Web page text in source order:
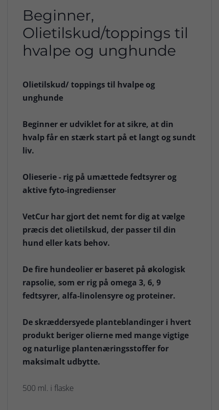
Beginner,
Olietilskud/toppings til
hvalpe og unghunde
Olietilskud/ toppings til hvalpe og
unghunde
Beginner er udviklet for at sikre, at din
hvalp får en stærk start på et langt og sundt
liv.
Olieserie - rig på umættede fedtsyrer og
aktive fyto-ingredienser
VetCur har gjort det nemt for dig at vælge
præcis det olietilskud, der passer til din
hund eller kats behov.
De fire hundeolier er baseret på økologisk
rapsolie, som er rig på omega 3, 6, 9
fedtsyrer, alfa-linolensyre og proteiner.
De skræddersyede planteblandinger i hvert
produkt beriger olierne med mange vigtige
og naturlige plantenæringsstoffer for
maksimalt udbytte.
500 ml. i flaske